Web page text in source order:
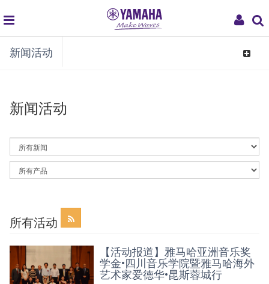
My
global
navigation
新闻活动
Toggle
新闻活动
By
News
Category
By
Article
所有活动
【活动报道】雅马哈亚洲音乐奖
学金•四川音乐学院暨雅马哈海外
艺术家爱德华•昆斯蓉城行